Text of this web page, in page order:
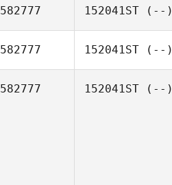
582777 152041ST(--)
582777 152041ST(--)
582777 152041ST(--)